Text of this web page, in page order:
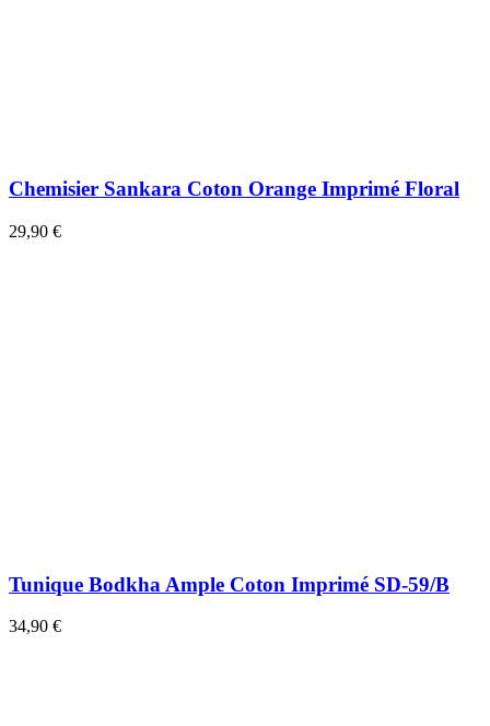
Chemisier Sankara Coton Orange Imprimé Floral
29,90 €
Tunique Bodkha Ample Coton Imprimé SD-59/B
34,90 €